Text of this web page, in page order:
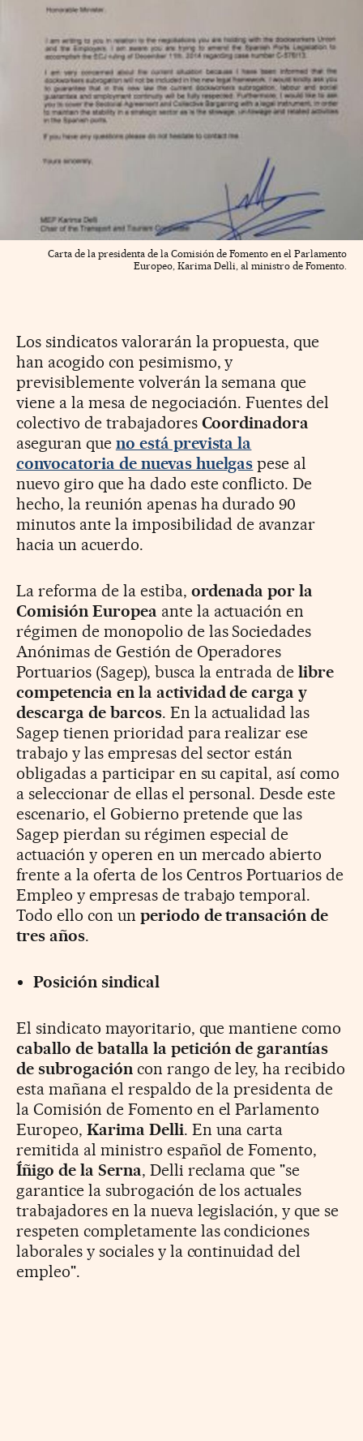
Carta de la presidenta de la Comisión de Fomento en el Parlamento
Europeo, Karima Delli, al ministro de Fomento.
Los sindicatos valorarán la propuesta, que
han acogido con pesimismo, y
previsiblemente volverán la semana que
viene a la mesa de negociación. Fuentes del
colectivo de trabajadores Coordinadora
aseguran que no está prevista la
convocatoria de nuevas huelgas pese al
nuevo giro que ha dado este conflicto. De
hecho, la reunión apenas ha durado 90
minutos ante la imposibilidad de avanzar
hacia un acuerdo.
La reforma de la estiba, ordenada por la
Comisión Europea ante la actuación en
régimen de monopolio de las Sociedades
Anónimas de Gestión de Operadores
Portuarios (Sagep), busca la entrada delibre
competencia en la actividad de carga y
descarga de barcos. En la actualidad las
Sagep tienen prioridad para realizar ese
trabajo y las empresas del sector están
obligadas a participar en su capital, así como
a seleccionar de ellas el personal. Desde este
escenario, el Gobierno pretende que las
Sagep pierdan su régimen especial de
actuación y operen en un mercado abierto
frente a la oferta de los Centros Portuarios de
Empleo y empresas de trabajo temporal.
Todo ello con un periodo de transación de
tres años.
Posición sindical
El sindicato mayoritario, que mantiene como
caballo de batalla la petición de garantías
de subrogación con rango de ley, ha recibido
esta mañana el respaldo de la presidenta de
la Comisión de Fomento en el Parlamento
Europeo, Karima Delli. En una carta
remitida al ministro español de Fomento,
Íñigo de la Serna, Delli reclama que "se
garantice la subrogación de los actuales
trabajadores en la nueva legislación, y que se
respeten completamente las condiciones
laborales y sociales y la continuidad del
empleo".